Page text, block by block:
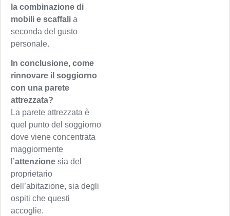
la combinazione di
mobili e scaffali a
seconda del gusto
personale.
In conclusione, come
rinnovare il soggiorno
con una parete
attrezzata?
La parete attrezzata è
quel punto del soggiorno
dove viene concentrata
maggiormente
l’attenzione sia del
proprietario
dell’abitazione, sia degli
ospiti che questi
accoglie.